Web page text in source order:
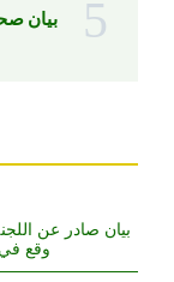
بيان
بيان صادر عن
وقع في 18/06/2026 في مطار نيامي الدولي – النيجر